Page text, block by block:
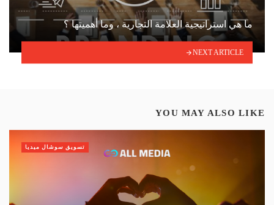
ما هي استراتيجية العلامة التجارية ، وما أهميتها ؟
NEXT ARTICLE
YOU MAY ALSO LIKE
تسويق سوشال ميديا